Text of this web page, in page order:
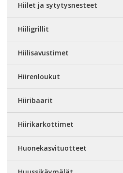
Hiilet ja sytytysnesteet
Hiiligrillit
Hiilisavustimet
Hiirenloukut
Hiiribaarit
Hiirikarkottimet
Huonekasvituotteet